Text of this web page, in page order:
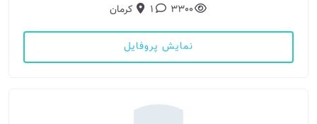
3300
1 کرمان
نمایش پروفایل